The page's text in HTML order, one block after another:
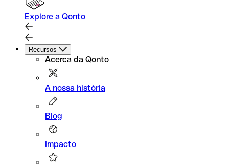
Explore a Qonto
Recursos
Acerca da Qonto
A nossa história
Blog
Impacto